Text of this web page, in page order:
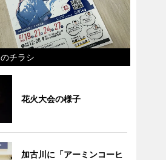
チラシ
花火大会の様子
加古川に「アーミンコーヒ